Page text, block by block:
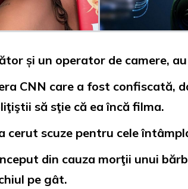
și un operator de camere,
CNN care a fost confiscată,
să sţie că ea încă filma.
cerut scuze pentru cele
din cauza morţii unui
pe gât.